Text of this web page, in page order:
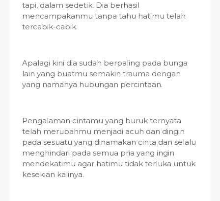
tapi, dalam sedetik. Dia berhasil
mencampakanmu tanpa tahu hatimu telah
tercabik-cabik.
Apalagi kini dia sudah berpaling pada bunga
lain yang buatmu semakin trauma dengan
yang namanya hubungan percintaan.
Pengalaman cintamu yang buruk ternyata
telah merubahmu menjadi acuh dan dingin
pada sesuatu yang dinamakan cinta dan selalu
menghindari pada semua pria yang ingin
mendekatimu agar hatimu tidak terluka untuk
kesekian kalinya.